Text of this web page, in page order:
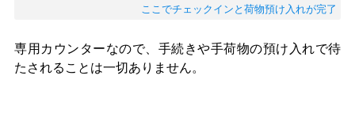
ここでチェックインと荷物預け入れが完了
専用カウンターなので、手続きや手荷物の預け入れで待
たされることは一切ありません。